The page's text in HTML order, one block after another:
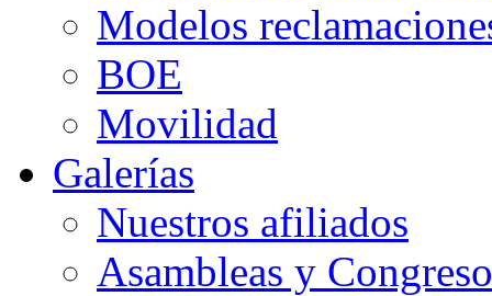
Modelos
BOE
Movilidad
Galerías
Nuestros afiliados
Asambleas y